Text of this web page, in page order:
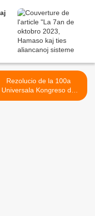
Rezolucio de la 100a
Universala Kongreso de
Esperanto >